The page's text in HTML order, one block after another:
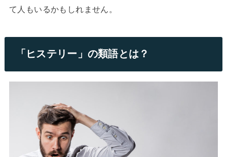
て人もいるかもしれません。
「ヒステリー」の類語とは？